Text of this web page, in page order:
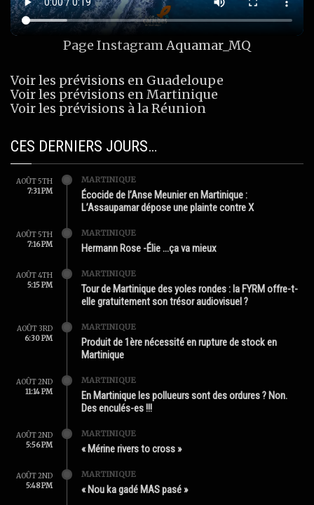
Page InstagramAquamar_MQ
Voir les prévisions en Guadeloupe
Voir les prévisions en Martinique
Voir les prévisions à la Réunion
CES DERNIERS JOURS…
AOÛT 5TH
7:31 PM
MARTINIQUE
Écocide de l’Anse Meunier en Martinique :
L’Assaupamar dépose une plainte contre X
AOÛT 5TH
7:16 PM
MARTINIQUE
Hermann Rose -Élie …ça va mieux
AOÛT 4TH
5:15 PM
MARTINIQUE
Tour de Martinique des yoles rondes : la FYRM offre-t-
elle gratuitement son trésor audiovisuel ?
AOÛT 3RD
6:30 PM
MARTINIQUE
Produit de 1ère nécessité en rupture de stock en
Martinique
AOÛT 2ND
11:14 PM
MARTINIQUE
En Martinique les pollueurs sont des ordures ? Non.
Des enculés-es !!!
AOÛT 2ND
5:56 PM
MARTINIQUE
« Mérine rivers to cross »
AOÛT 2ND
5:48 PM
MARTINIQUE
« Nou ka gadé MAS pasé »